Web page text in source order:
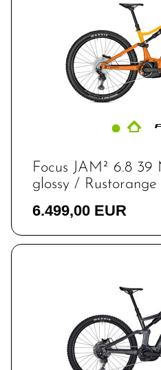
Focus JAM² 6.8 39
glossy / Rustorange
6.499,00 EUR